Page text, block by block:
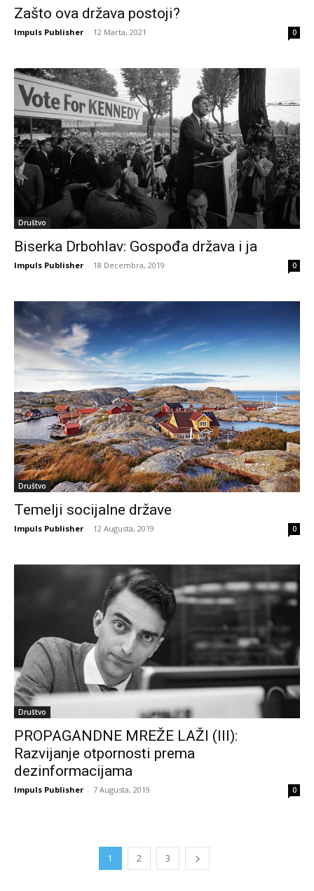
Zašto ova država postoji?
Impuls Publisher - 12 Marta, 2021 0
Društvo
Biserka Drbohlav: Gospođa država i ja
Impuls Publisher - 18 Decembra, 2019 0
Društvo
Temelji socijalne države
Impuls Publisher - 12 Augusta, 2019 0
Društvo
PROPAGANDNE MREŽE LAŽI (III):
Razvijanje otpornosti prema
dezinformacijama
Impuls Publisher - 7 Augusta, 2019 0
1 2 3